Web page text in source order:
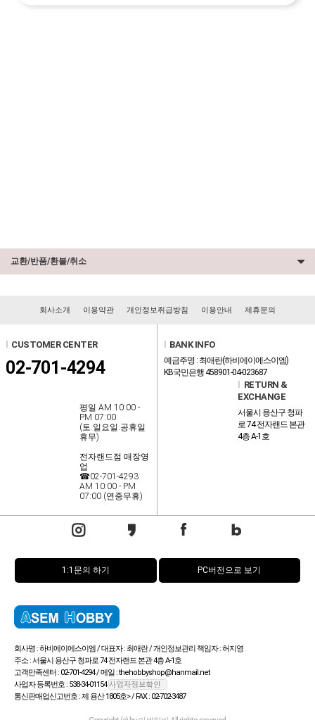
교환/반품/환불/취소
회사소개 이용약관 개인정보취급방침 이용안내 제휴문의
CUSTOMER CENTER
02-701-4294
평일 AM 10:00 -
PM 07:00
(토.일요일.공휴일
휴무)
전자랜드점 매장영
업
☎02-701-4293
AM 10:00 - PM
07:00 (연중무휴)
BANK INFO
예금주명 : 최애란(하비에이에스이엠)
KB국민은행 458901-04-023687
RETURN &
EXCHANGE
서울시 용산구 청파
로 74 전자랜드 본관
4층 A-1호
1:1문의 하기 PC버전으로 보기
회사명 : 하비에이에스이엠 / 대표자 : 최애란 / 개인정보관리 책임자 : 허지영
주소 : 서울시 용산구 청파로 74 전자랜드 본관 4층 A-1호
고객만족센터 : 02-701-4294 / 메일 : thehobbyshop@hanmail.net
사업자 등록번호 : 538-34-01154
통신판매업신고번호 : 제 용산 1805호> / FAX : 02-702-3487